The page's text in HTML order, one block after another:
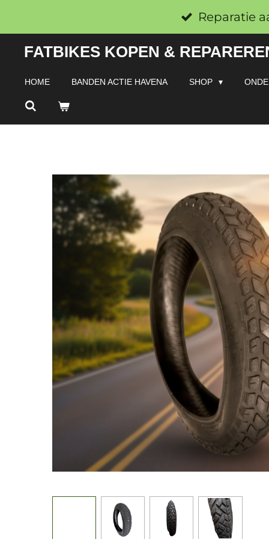
direct
naar
hoofdinhoud
Reparatie
FATBIKES KOPEN &
HOME BANDEN ACTIE HAVENA SHOP